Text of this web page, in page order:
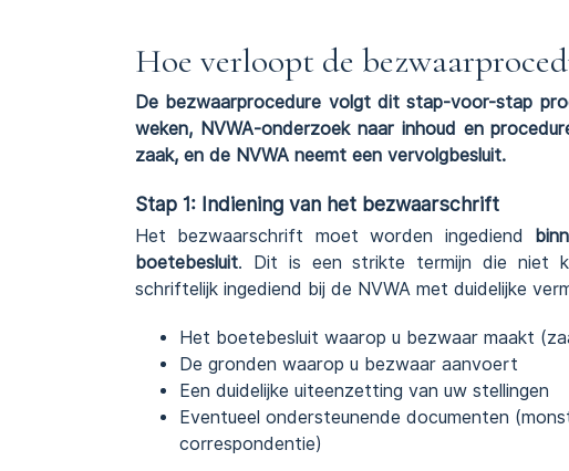
Hoe verloopt de
De bezwaarprocedure volgt dit stap-voor-stap
weken, NVWA-onderzoek naar inhoud en
zaak, en de NVWA neemt een vervolgbesluit.
Stap 1: Indiening van het bezwaarschrift
Het bezwaarschrift moet worden ingediend
boetebesluit. Dit is een strikte termijn die niet
schriftelijk ingediend bij de NVWA met duidelijke
Het boetebesluit waarop u bezwaar maakt
De gronden waarop u bezwaar aanvoert
Een duidelijke uiteenzetting van uw stellingen
Eventueel ondersteunende documenten
correspondentie)